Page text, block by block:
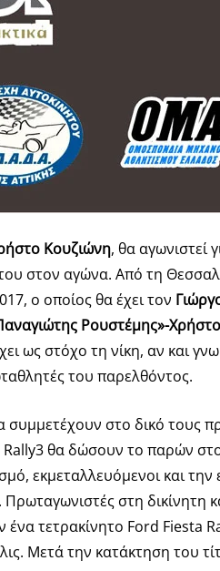
Κουζιώνη, θα αγωνιστεί
στον αγώνα. Από τη
ο οποίος θα έχει τον
Ρουστέμης»-
ως στόχο τη νίκη, αν και
του παρελθόντος.
συμμετέχουν στο δικό τους
Rally3 θα δώσουν το παρών
εκμεταλλευόμενοι και την
στη δικίνητη
τετρακίνητο Ford Fiesta
Μετά την κατάκτηση του